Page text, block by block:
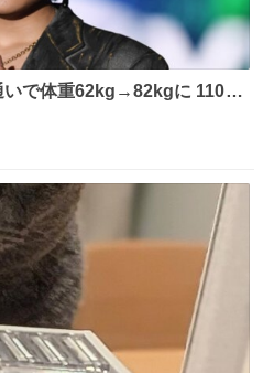
いで体重62kg→82kgに 110kg
披露
みだった
飲料3～4本、パスタと毎日4
し、増量したという。